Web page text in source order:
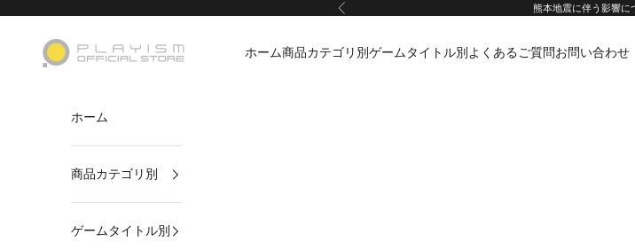
前へ 熊本地震に伴う影響に
PLAYISMオフィシャルストア ホーム商品カテゴリ別ゲームタイトル別よくあるご質問お問い合わせ
ホーム
商品カテゴリ別
ゲームタイトル別